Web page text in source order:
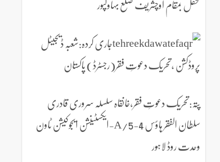
محفل بمقام اوچشریف ضلع بہاولپور
جاری کردہ:شعبہ ڈیجیٹل
پروڈکشن ،تحریک دعوتِ فقر(رجسٹرڈ) پاکستان
پتہ:تحریک دعوتِ فقر،خانقاہ سلسلہ سروری قادری
سلطان الفقر ہاؤس 4-5/A-ایکسٹینشن ایجوکیشن ٹاون
وحدت روڈ لاہور